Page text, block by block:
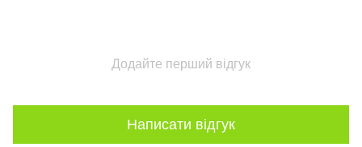
Додайте перший відгук
Написати відгук